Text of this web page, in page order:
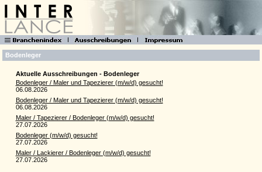
Bodenleger
Aktuelle Ausschreibungen - Bodenleger
Bodenleger / Maler und Tapezierer (m/w/d) gesucht!
06.08.2026
Bodenleger / Maler und Tapezierer (m/w/d) gesucht!
06.08.2026
Maler / Tapezierer / Bodenleger (m/w/d) gesucht!
27.07.2026
Bodenleger (m/w/d) gesucht!
27.07.2026
Maler / Lackierer / Bodenleger (m/w/d) gesucht!
27.07.2026